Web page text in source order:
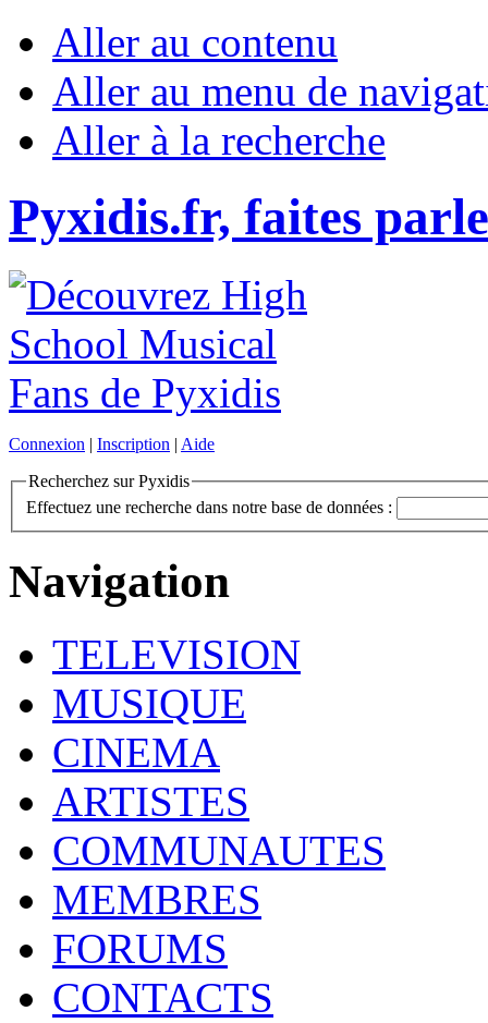
Aller au contenu
Aller au menu de
Aller à la recherche
Pyxidis.fr, faites
Connexion | Inscription | Aide
Recherchez sur Pyxidis
Effectuez une recherche dans notre base de données :
Navigation
TELEVISION
MUSIQUE
CINEMA
ARTISTES
COMMUNAUTES
MEMBRES
FORUMS
CONTACTS